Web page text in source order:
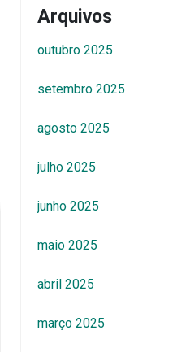
Arquivos
outubro 2025
setembro 2025
agosto 2025
julho 2025
junho 2025
maio 2025
abril 2025
março 2025